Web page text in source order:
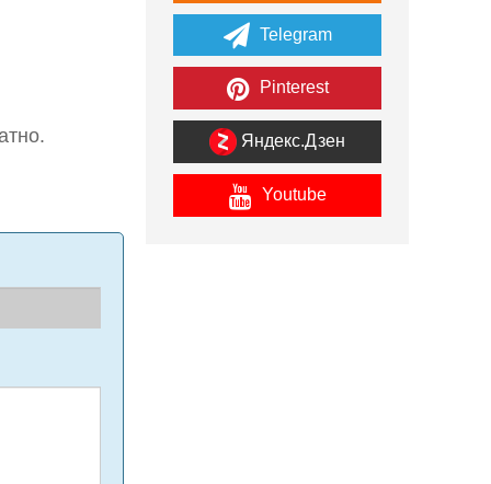
Telegram
Pinterest
Яндекс.Дзен
Youtube